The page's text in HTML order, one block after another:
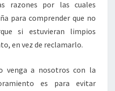
razones por las cuales
para comprender que no
si estuvieran limpios
en vez de reclamarlo.
venga a nosotros con la
es para evitar